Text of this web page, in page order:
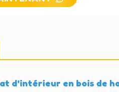
d'intérieur en bois de